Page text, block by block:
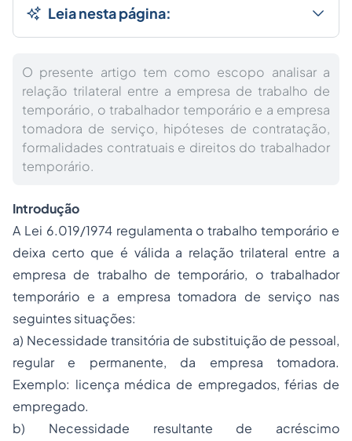
Leia nesta página:
O presente artigo tem como escopo analisar a
relação trilateral entre a empresa de trabalho de
temporário, o trabalhador temporário e a empresa
tomadora de serviço, hipóteses de contratação,
formalidades contratuais e direitos do trabalhador
temporário.
Introdução
A Lei 6.019/1974 regulamenta o trabalho temporário e
deixa certo que é válida a relação trilateral entre a
empresa de trabalho de temporário, o trabalhador
temporário e a empresa tomadora de serviço nas
seguintes situações:
a) Necessidade transitória de substituição de pessoal,
regular e permanente, da empresa tomadora.
Exemplo: licença médica de empregados, férias de
empregado.
b) Necessidade resultante de acréscimo